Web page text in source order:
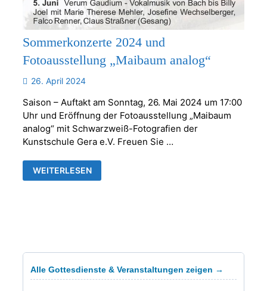
Sommerkonzerte 2024 und
Fotoausstellung „Maibaum analog“
26. April 2024
Saison – Auftakt am Sonntag, 26. Mai 2024 um 17:00
Uhr und Eröffnung der Fotoausstellung „Maibaum
analog“ mit Schwarzweiß-Fotografien der
Kunstschule Gera e.V. Freuen Sie …
SOMMERKONZERTE
2024
WEITERLESEN
Alle Gottesdienste & Veranstaltungen zeigen →